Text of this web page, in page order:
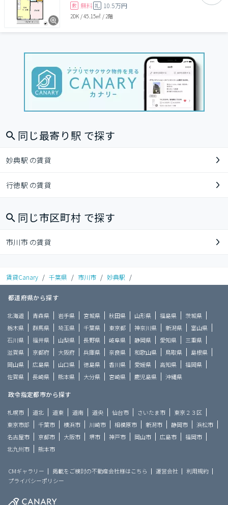
敷 無料 礼 10.5万円
2DK /45.15㎡ / 2階
同じ最寄り駅 で探す
妙典駅 の賃貸
行徳駅 の賃貸
同じ市区町村 で探す
市川市 の賃貸
賃貸Canary / 千葉県 / 市川市 / 妙典駅 /
都道府県から探す
北海道 青森県 岩手県 宮城県 秋田県 山形県 福島県
茨城県
栃木県
群馬県 埼玉県 千葉県 東京都 神奈川県 新潟県
富山県
石川県
福井県 山梨県 長野県 岐阜県 静岡県 愛知県
三重県
滋賀県
京都府 大阪府 兵庫県 奈良県 和歌山県 鳥取県
島根県
岡山県
広島県 山口県 徳島県 香川県 愛媛県 高知県
福岡県
佐賀県
長崎県 熊本県 大分県 宮崎県 鹿児島県 沖縄県
政令指定都市から探す
札幌市 道北 道東 道南 道央 仙台市 さいたま市
東京２３区
東京市部
千葉市 横浜市 川崎市 相模原市 新潟市 静岡市
浜松市
名古屋市
京都市 大阪市 堺市 神戸市 岡山市 広島市
福岡市
北九州市
熊本市
CMギャラリー 掲載をご検討の不動産会社様はこちら 運営会社
利用規約
プライバシーポリシー